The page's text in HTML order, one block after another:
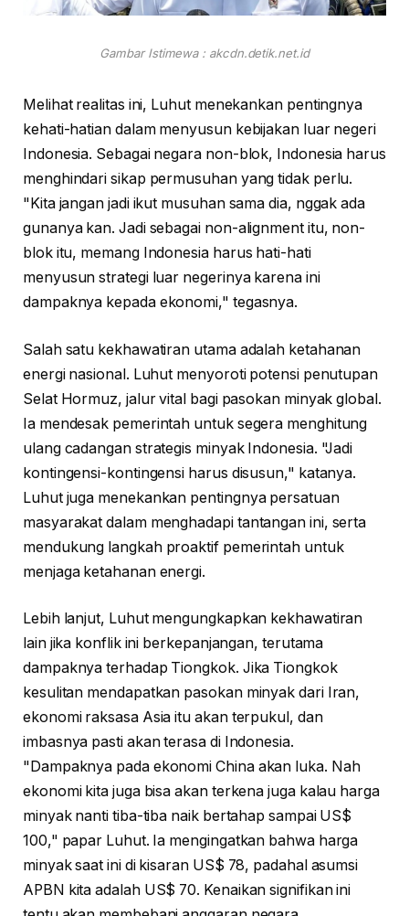
Gambar Istimewa : akcdn.detik.net.id
Melihat realitas ini, Luhut menekankan pentingnya
kehati-hatian dalam menyusun kebijakan luar negeri
Indonesia. Sebagai negara non-blok, Indonesia harus
menghindari sikap permusuhan yang tidak perlu.
"Kita jangan jadi ikut musuhan sama dia, nggak ada
gunanya kan. Jadi sebagai non-alignment itu, non-
blok itu, memang Indonesia harus hati-hati
menyusun strategi luar negerinya karena ini
dampaknya kepada ekonomi," tegasnya.
Salah satu kekhawatiran utama adalah ketahanan
energi nasional. Luhut menyoroti potensi penutupan
Selat Hormuz, jalur vital bagi pasokan minyak global.
Ia mendesak pemerintah untuk segera menghitung
ulang cadangan strategis minyak Indonesia. "Jadi
kontingensi-kontingensi harus disusun," katanya.
Luhut juga menekankan pentingnya persatuan
masyarakat dalam menghadapi tantangan ini, serta
mendukung langkah proaktif pemerintah untuk
menjaga ketahanan energi.
Lebih lanjut, Luhut mengungkapkan kekhawatiran
lain jika konflik ini berkepanjangan, terutama
dampaknya terhadap Tiongkok. Jika Tiongkok
kesulitan mendapatkan pasokan minyak dari Iran,
ekonomi raksasa Asia itu akan terpukul, dan
imbasnya pasti akan terasa di Indonesia.
"Dampaknya pada ekonomi China akan luka. Nah
ekonomi kita juga bisa akan terkena juga kalau harga
minyak nanti tiba-tiba naik bertahap sampai US$
100," papar Luhut. Ia mengingatkan bahwa harga
minyak saat ini di kisaran US$ 78, padahal asumsi
APBN kita adalah US$ 70. Kenaikan signifikan ini